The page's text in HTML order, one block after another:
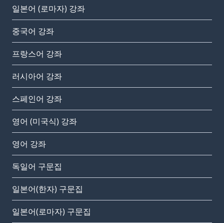
일본어 (로마자) 강좌
중국어 강좌
프랑스어 강좌
러시아어 강좌
스페인어 강좌
영어 (미국식) 강좌
영어 강좌
독일어 구문집
일본어(한자) 구문집
일본어(로마자) 구문집